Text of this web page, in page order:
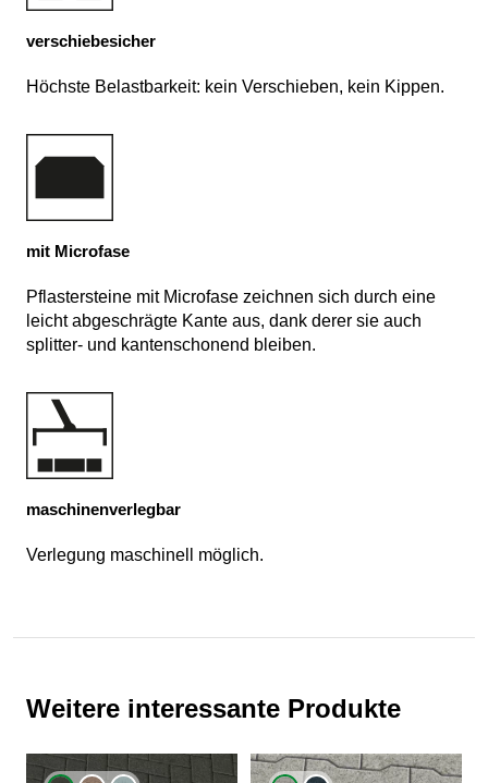
verschiebesicher
Höchste Belastbarkeit: kein Verschieben, kein Kippen.
mit Microfase
Pflastersteine mit Microfase zeichnen sich durch eine
leicht abgeschrägte Kante aus, dank derer sie auch
splitter- und kantenschonend bleiben.
maschinenverlegbar
Verlegung maschinell möglich.
Weitere interessante Produkte